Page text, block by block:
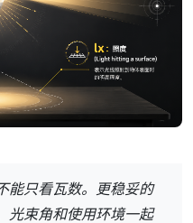
能只看瓦数。更稳妥的
光束角和使用环境一起